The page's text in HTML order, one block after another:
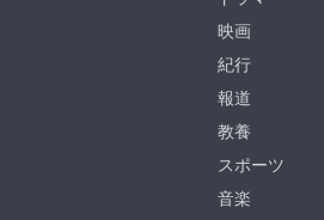
映画
紀行
報道
教養
スポーツ
音楽